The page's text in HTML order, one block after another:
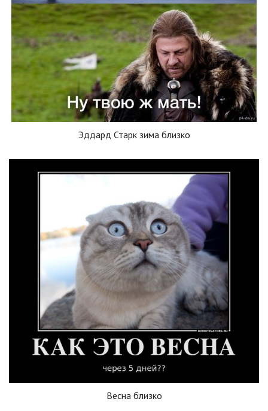
Эддард Старк зима близко
Весна близко